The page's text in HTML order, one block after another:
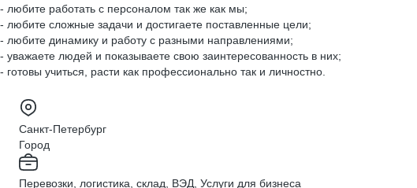
- любите работать с персоналом так же как мы;
- любите сложные задачи и достигаете поставленные цели;
- любите динамику и работу с разными направлениями;
- уважаете людей и показываете свою заинтересованность в них;
- готовы учиться, расти как профессионально так и личностно.
Санкт-Петербург
Город
Перевозки, логистика, склад, ВЭД, Услуги для бизнеса